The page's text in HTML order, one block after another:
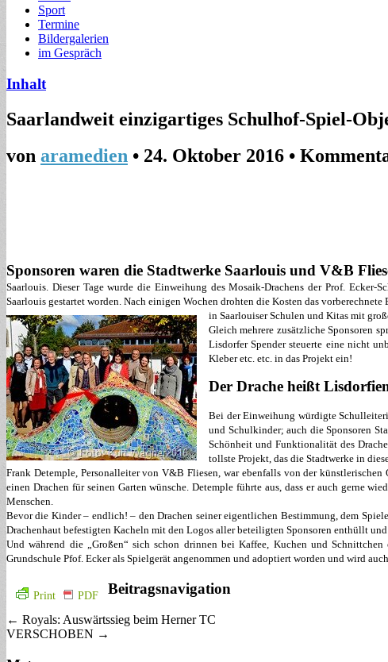
Sport
Termine
Bildergalerien
im Gespräch
Inhalt
Saarlandweit einzigartiges Schulhof-Spiel-
von aramedien • 24. Oktober 2016 •
Sponsoren waren die Stadtwerke Saarlouis und V&B
Saarlouis. Dieser Tage wurde die Einweihung des Mosaik-Drachens der Prof.
Saarlouis gestartet worden. Nach einigen Wochen drohten die Kosten das
in Saarlouiser Schulen und Kitas mit
Gleich mehrere zusätzliche Sponsoren
Lisdorfer Spender steuerte eine nicht
Kleber etc. etc. in das Projekt ein!
Der Drache heißt
Bei der Einweihung würdigte
und Schulkinder; auch die Sponsoren
Schönheit und Funktionalität des
tollste Projekt, das die Stadtwerke in
Frank Detemple, Personalleiter von V&B Fliesen, war ebenfalls von der
einen Drachen für seinen Garten wünsche. Detemple führte aus, dass er auch gerne
Menschen.
Bevor die Kinder – endlich! – den Drachen seiner eigentlichen Bestimmung, dem
Drachenhaut befestigten Kacheln mit den Logos aller beteiligten Sponsoren enthüllt
Und während die „Großen“ sich schon drinnen bei Kaffee, Kuchen und
Grundschule Pfof. Ecker als Spielgerät angenommen und adoptiert worden und wird
Print PDF Beitragsnavigation
← Royals: Auswärtssieg beim Herner TC
VERSCHOBEN →